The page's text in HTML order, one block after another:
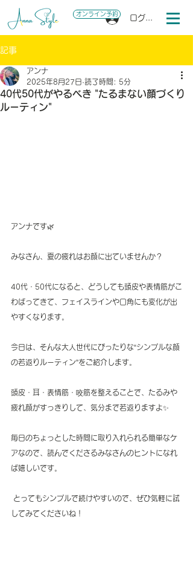
ログイン
オンライン予約
記事
40代50代がやるべき "たるまない顔づくり
ルーティン"
アンナ
2025年8月27日 読了時間: 5分
アンナです🌿
みなさん、夏の疲れはお顔に出ていませんか？
40代・50代になると、どうしても頭皮や表情筋がこ
わばってきて、フェイスラインや口角にも変化が出
やすくなります。
今日は、そんな大人世代にぴったりな“シンプルな顔
の若返りルーティン”をご紹介します。
頭皮・耳・表情筋・咬筋を整えることで、たるみや
疲れ顔がすっきりして、気分まで若返りますよ✨
毎日のちょっとした時間に取り入れられる簡単なケ
アなので、読んでくださるみなさんのヒントになれ
ば嬉しいです。
してみてくださいね！